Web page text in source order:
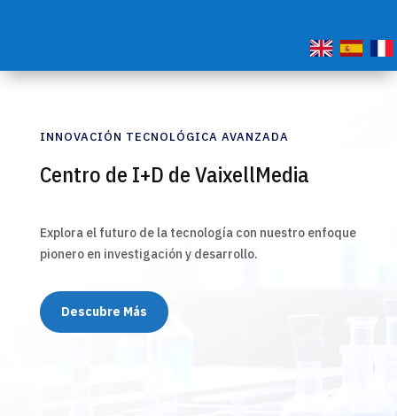
INNOVACIÓN TECNOLÓGICA AVANZADA
Centro de I+D de VaixellMedia
Explora el futuro de la tecnología con nuestro enfoque
pionero en investigación y desarrollo.
Descubre Más